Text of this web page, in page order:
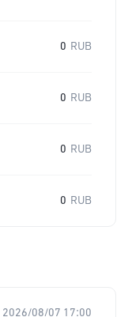
0 RUB
0 RUB
0 RUB
0 RUB
2026/08/07 17:00